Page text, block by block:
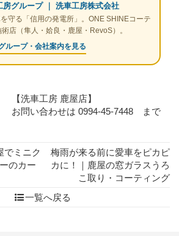
房グループ ｜ 洗車工房株式会社
守る「信用の発電所」。ONE SHINEコーテ
店（隼人・姶良・鹿屋・RevoS）。
ループ・会社案内を見る
【洗車工房 鹿屋店】
お問い合わせは 0994-45-7448 まで
でミニク
のカー
梅雨が来る前に愛車をピカピ
カに！｜鹿屋の窓ガラスうろ
こ取り・コーティング
一覧へ戻る